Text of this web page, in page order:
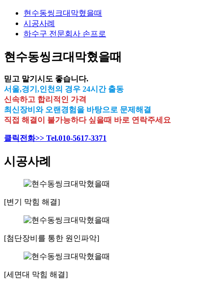
현수동씽크대막혔을때
시공사례
하수구 전문회사 손프로
현수동씽크대막혔을때
믿고 맡기시도 좋습니다.
서울,경기,인천의 경우 24시간 출동
신속하고 합리적인 가격
최신장비와 오랜경험을 바탕으로 문제해결
직접 해결이 불가능하다 싶을때 바로 연락주세요
클릭전화>> Tel.010-5617-3371
시공사례
[변기 막힘 해결]
[첨단장비를 통한 원인파악]
[세면대 막힘 해결]